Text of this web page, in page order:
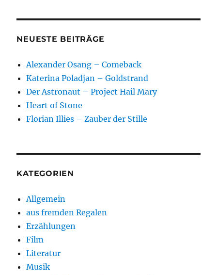
NEUESTE BEITRÄGE
Alexander Osang – Comeback
Katerina Poladjan – Goldstrand
Der Astronaut – Project Hail Mary
Heart of Stone
Florian Illies – Zauber der Stille
KATEGORIEN
Allgemein
aus fremden Regalen
Erzählungen
Film
Literatur
Musik